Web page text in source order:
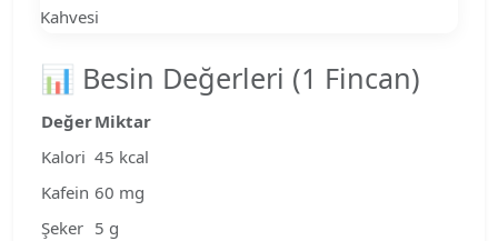
📊 Besin Değerleri (1 Fincan)
DeğerMiktar
Kalori 45 kcal
Kafein 60 mg
Şeker 5 g